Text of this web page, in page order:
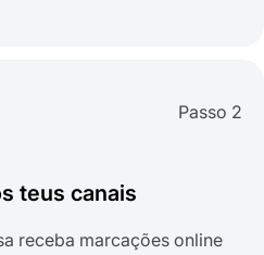
Passo 2
teus canais
receba marcações online